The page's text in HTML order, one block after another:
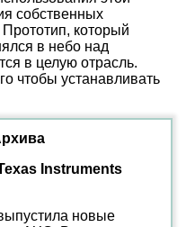
собственных
Прототип, который
в небо над
в целую отрасль.
чтобы устанавливать
Instruments
новые